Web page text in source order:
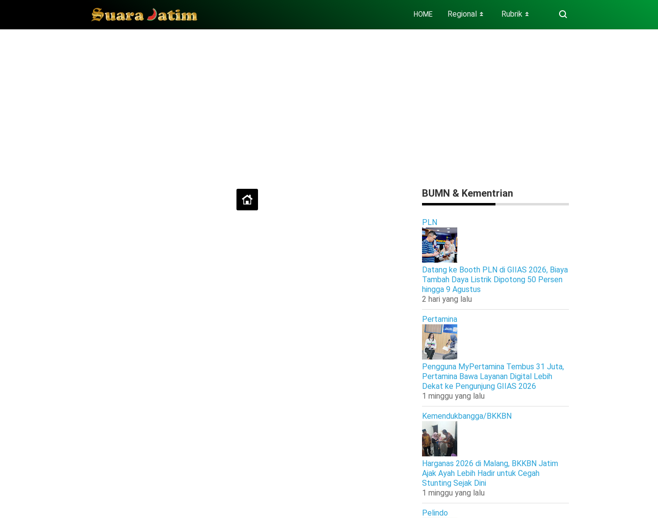
HOME Regional ⏬ Rubrik ⏬
BUMN & Kementrian
PLN
Datang ke Booth PLN di GIIAS 2026, Biaya
Tambah Daya Listrik Dipotong 50 Persen
hingga 9 Agustus
2 hari yang lalu
Pertamina
Pengguna MyPertamina Tembus 31 Juta,
Pertamina Bawa Layanan Digital Lebih
Dekat ke Pengunjung GIIAS 2026
1 minggu yang lalu
Kemendukbangga/BKKBN
Harganas 2026 di Malang, BKKBN Jatim
Ajak Ayah Lebih Hadir untuk Cegah
Stunting Sejak Dini
1 minggu yang lalu
Pelindo